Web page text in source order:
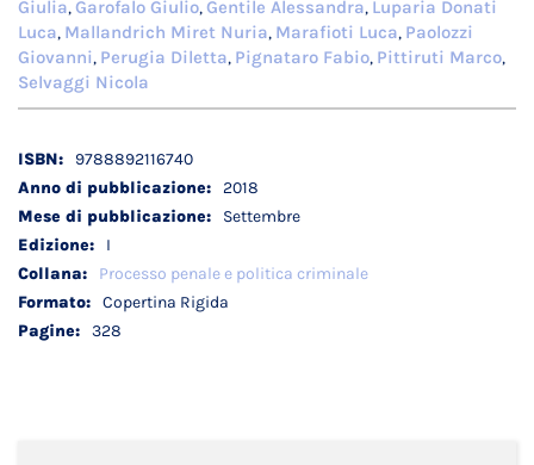
Giulia,Garofalo Giulio,Gentile Alessandra, Luparia Donati
Luca, Mallandrich Miret Nuria, Marafioti Luca, Paolozzi
Giovanni, Perugia Diletta, Pignataro Fabio, Pittiruti Marco,
Selvaggi Nicola
Dettagli
tecnici
9788892116740
2018
Settembre
I
Processo penale e politica criminale
Copertina Rigida
328